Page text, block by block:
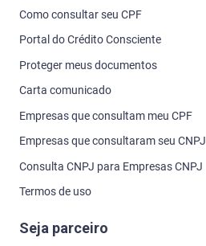
Como consultar seu CPF
Portal do Crédito Consciente
Proteger meus documentos
Carta comunicado
Empresas que consultam meu CPF
Empresas que consultaram seu CNPJ
Consulta CNPJ para Empresas CNPJ
Termos de uso
Seja parceiro